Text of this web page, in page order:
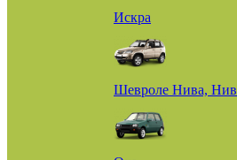
Искра
Шевроле Нива,